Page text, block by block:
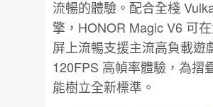
流暢的體驗。配合全棧
擎，HONOR Magic V6 可
屏上流暢支援主流高負載遊
120FPS 高幀率體驗，為摺
能樹立全新標準。